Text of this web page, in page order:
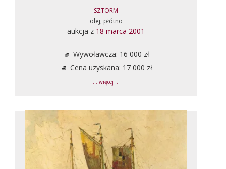
SZTORM
olej, płótno
aukcja z 18 marca 2001
Wywoławcza: 16 000 zł
Cena uzyskana: 17 000 zł
... więcej ...